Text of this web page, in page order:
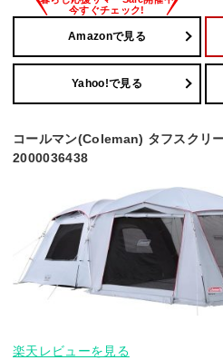
Amazonで見る
Yahoo!で見る
コールマン(Coleman) タフスクリ
2000036438
楽天レビューを見る